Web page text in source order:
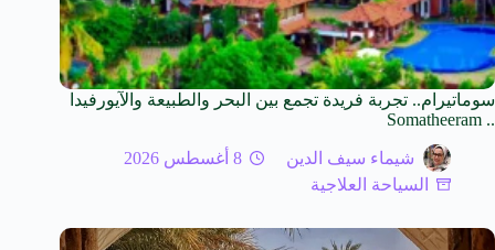
سوماتيرام.. تجربة فريدة تجمع بين البحر والطبيعة والآيورفيدا
.. Somatheeram
شيماء سيف الدين
8 أغسطس 2026
السياحة العلاجية